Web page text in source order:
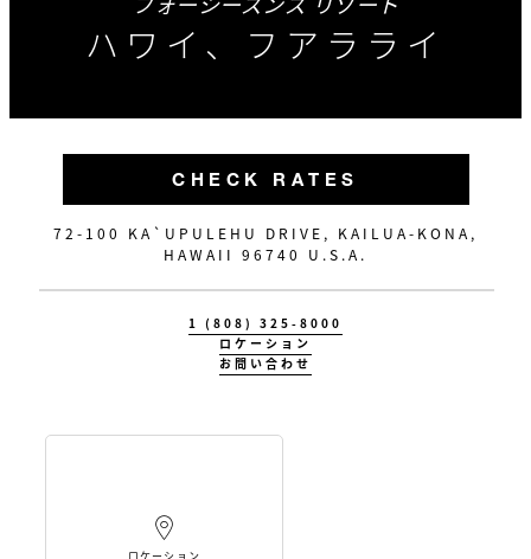
ハワイ、フアラライ
CHECK RATES
72-100 KA`UPULEHU DRIVE, KAILUA-KONA,
HAWAII 96740 U.S.A.
1 (808) 325-8000
ロケーション
お問い合わせ